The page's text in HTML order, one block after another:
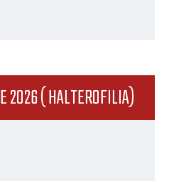
2026 ( HALTEROFILIA)